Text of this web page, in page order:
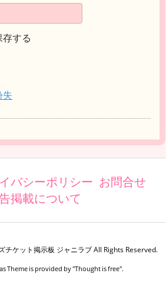
する
失
バシーポリシー お問合せ
掲載について
チケット掲示板 ジャニラブAll Rights Reserved.
Theme is provided by "Thought is free".